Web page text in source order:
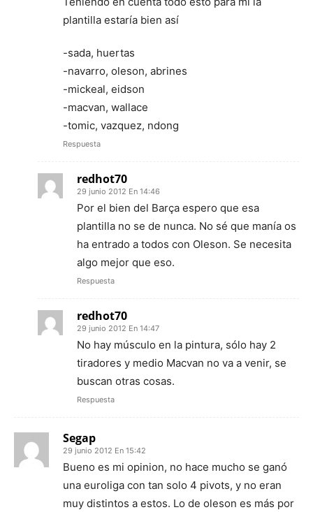
plantilla estaría bien así
-sada, huertas
-navarro, oleson, abrines
-mickeal, eidson
-macvan, wallace
-tomic, vazquez, ndong
Respuesta
redhot70
29 junio 2012 En 14:46
Por el bien del Barça espero que esa
plantilla no se de nunca. No sé que manía os
ha entrado a todos con Oleson. Se necesita
algo mejor que eso.
Respuesta
redhot70
29 junio 2012 En 14:47
No hay músculo en la pintura, sólo hay 2
tiradores y medio Macvan no va a venir, se
buscan otras cosas.
Respuesta
Segap
29 junio 2012 En 15:42
Bueno es mi opinion, no hace mucho se ganó
una euroliga con tan solo 4 pivots, y no eran
muy distintos a estos. Lo de oleson es más por